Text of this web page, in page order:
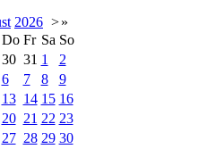
2026 >»
Do Fr Sa So
30 31 1
2
6 7 8
9
13 14 15 16
20 21 22 23
27 28 29 30